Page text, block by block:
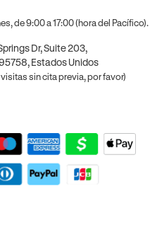
de 9:00 a 17:00 (hora del Pacífico).
Dr, Suite 203,
Estados Unidos
sin cita previa, por favor)